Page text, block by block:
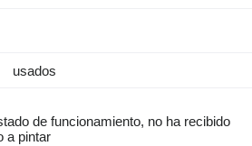
usados
de funcionamiento, no ha recibido
a pintar